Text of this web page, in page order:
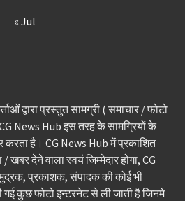
« Jul
द्वारा प्रस्तुत सामग्री ( समाचार / फोटो
CG News Hub इस तरह के सामग्रियों के
करता है। CG News Hub में प्रकाशित
खबर देने वाला स्वयं जिम्मेदार होगा, CG
प्रकाशक, संपादक की कोई भी
गई कुछ फोटो इन्टरनेट से ली जाती है जिनमे